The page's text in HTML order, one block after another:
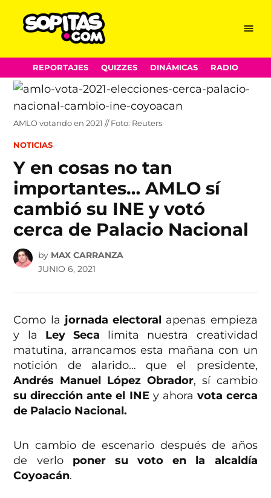
Skip
to
content
Menu
REPORTAJES QUIZZES DINÁMICAS RADIO
AMLO votando en 2021 // Foto: Reuters
POSTED
NOTICIAS
Y en cosas no tan
importantes… AMLO sí
cambió su INE y votó
cerca de Palacio Nacional
by MAX CARRANZA
JUNIO 6, 2021
Como la jornada electoral apenas empieza
y la Ley Seca limita nuestra creatividad
matutina, arrancamos esta mañana con un
notición de alarido… que el presidente,
Andrés Manuel López Obrador, sí cambio
su dirección ante el INEy ahora vota cerca
de Palacio Nacional.
Un cambio de escenario después de años
de verlo poner su voto en la alcaldía
Coyoacán.